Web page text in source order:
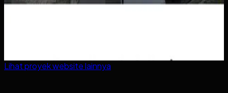
Lihat proyekwebsitelainnya